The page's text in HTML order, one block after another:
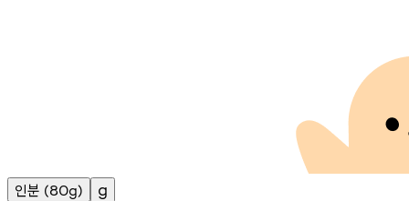
인분 (80g) g